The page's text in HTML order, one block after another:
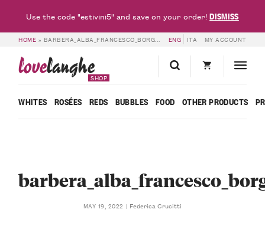
HOME » BARBERA_ALBA_FRANCESCO_BORGOGNO ENG ITA MY ACCOUNT
lovelanghe
SHOP
WHITES ROSÉES REDS BUBBLES FOOD OTHER PRODUCTS
MAY 19, 2022 Federica Crucitti
Use the code "estivini5" and save on your order!DISMISS